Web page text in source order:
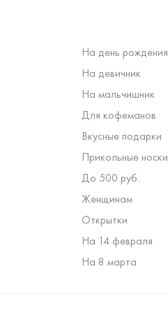
На день рождения
На девичник
На мальчишник
Для кофеманов
Вкусные подарки
Прикольные носки
До 500 руб.
Женщинам
Открытки
На 14 февраля
На 8 марта